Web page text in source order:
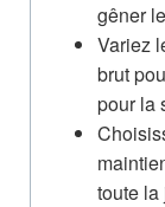
gêner
Variez
brut
pour la
toute la